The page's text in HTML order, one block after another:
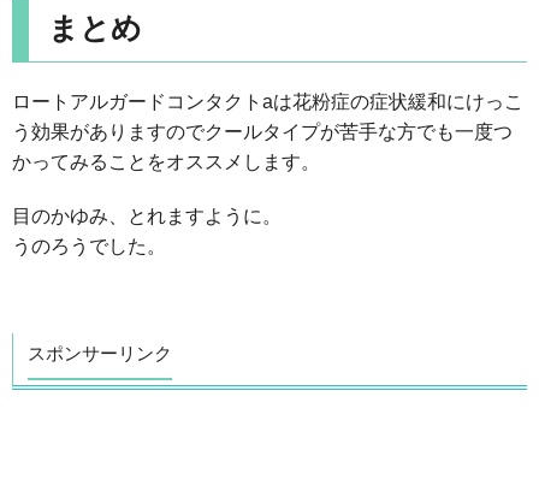
まとめ
ロートアルガードコンタクトaは花粉症の症状緩和にけっこ
う効果がありますのでクールタイプが苦手な方でも一度つ
かってみることをオススメします。
目のかゆみ、とれますように。
うのろうでした。
スポンサーリンク